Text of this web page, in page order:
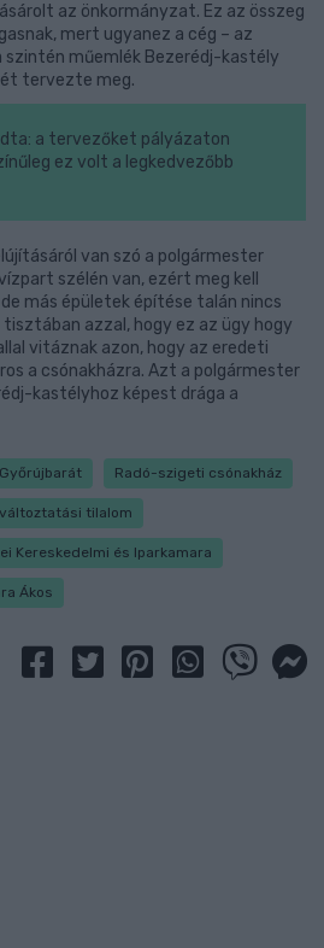
az önkormányzat. Ez az összeg
mert ugyanez a cég – az
szintén műemlék Bezerédj-kastély
tervezte meg.
a tervezőket pályázaton
ez volt a legkedvezőbb
van szó a polgármester
szélén van, ezért meg kell
más épületek építése talán nincs
azzal, hogy ez az ügy hogy
vitáznak azon, hogy az eredeti
a csónakházra. Azt a polgármester
kastélyhoz képest drága a
Győrújbarát Radó-szigeti csónakház
változtatási tilalom
Kereskedelmi és Iparkamara
Ákos